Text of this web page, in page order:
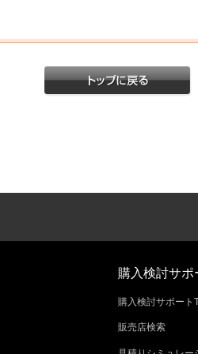
購入検討サポ
購入検討サポート
販売店検索